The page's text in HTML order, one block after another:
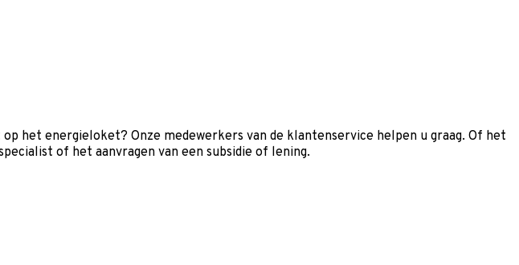
het energieloket? Onze medewerkers van de klantenservice helpen u graag. Of het
of het aanvragen van een subsidie of lening.